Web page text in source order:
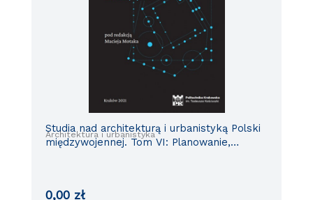
Architektura i urbanistyka
Studia nad architekturą i urbanistyką Polski
międzywojennej. Tom VI: Planowanie,
0,00 zł